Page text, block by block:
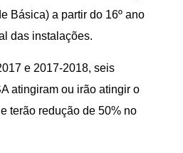
Básica) a partir do 16º ano
das instalações.
e 2017-2018, seis
atingiram ou irão atingir o
terão redução de 50% no